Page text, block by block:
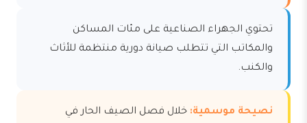
تحتوي الجهراء الصناعية على مئات المساكن
والمكاتب التي تتطلب صيانة دورية منتظمة للأثاث
والكنب.
نصيحة موسمية: خلال فصل الصيف الحار في